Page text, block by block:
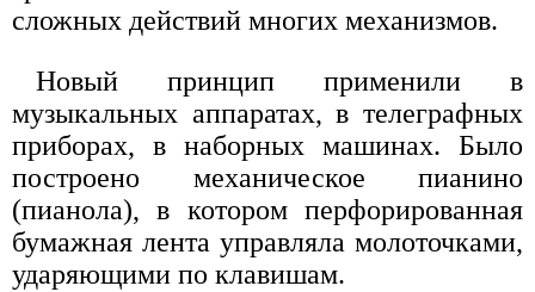
сложных действий многих механизмов.
Новый принцип применили в
музыкальных аппаратах, в телеграфных
приборах, в наборных машинах. Было
построено механическое пианино
(пианола), в котором перфорированная
бумажная лента управляла молоточками,
ударяющими по клавишам.